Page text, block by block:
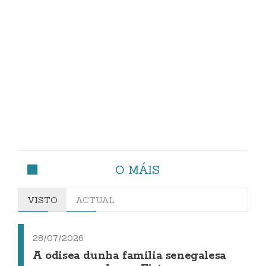
O MÁIS
VISTO ACTUAL
28/07/2026
A odisea dunha familia senegalesa